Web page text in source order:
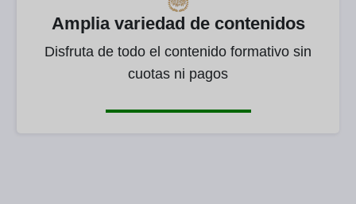
Amplia variedad de contenidos
Disfruta de todo el contenido formativo sin
cuotas ni pagos